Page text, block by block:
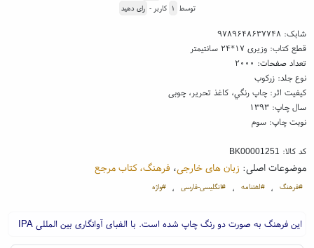
توسط ۱ کاربر - رای دهید
شابک:۹۷۸۹۶۴۸۶۳۷۷۴۸
قطع کتاب: وزیری ۱۷*۲۴ سانتیمتر
تعداد صفحات: ۲۰۰۰
نوع جلد: زرکوب
کیفیت اثر: چاپ رنگي، کاغذ تحریر، چوبی
سال چاپ: ۱۳۹۳
نوبت چاپ: سوم
کد کالا: BK00001251
موضوعات اصلی: زبان های خارجی، فرهنگ، کتاب مرجع
#فرهنگ ، #لغتنامه ، #انگلیسی-فارسی ، #واژه
این فرهنگ به صورت دو رنگ چاپ شده است. با الفبای آوانگاری بین المللی IPA